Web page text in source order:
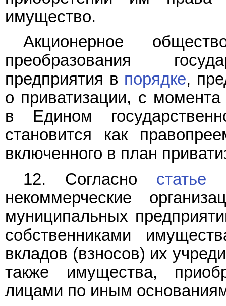
имущество.
Акционерное
преобразования
предприятия в порядке,
о приватизации, с момента
в Едином
становится как
включенного в план
12. Согласно статье
некоммерческие
муниципальных
собственниками
вкладов (взносов) их
также имущества,
лицами по иным